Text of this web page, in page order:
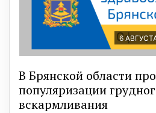
6
В Брянской области
популяризации
вскармливания